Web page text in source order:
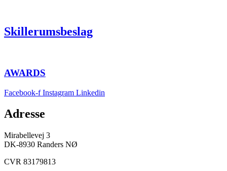
Skillerumsbeslag
AWARDS
Facebook-f Instagram Linkedin
Adresse
Mirabellevej 3
DK-8930 Randers NØ
CVR 83179813